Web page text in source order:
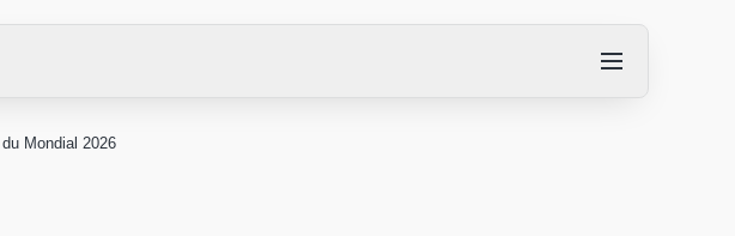
Mondial 2026